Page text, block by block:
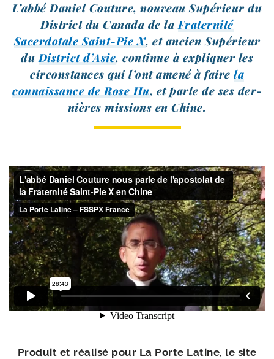
L’abbé Daniel Couture, nou­veau Supérieur du
District du Canada de laFraternité
Sacerdotale Saint-​Pie X, et ancien Supérieur
duDistrict d’Asie, conti­nue à expli­quer les
cir­cons­tances qui l’ont ame­né à faire la
connais­sance de Rose Hu, et parle de ses der­
nières mis­sions en Chine.
Produit et réa­li­sé pour La Porte Latine, le site